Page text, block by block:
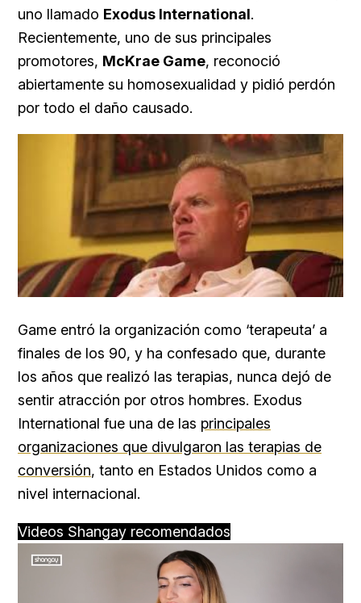
uno llamado Exodus International.
Recientemente, uno de sus principales
promotores, McKrae Game, reconoció
abiertamente su homosexualidad y pidió perdón
por todo el daño causado.
Game entró la organización como ‘terapeuta’ a
finales de los 90, y ha confesado que, durante
los años que realizó las terapias, nunca dejó de
sentir atracción por otros hombres. Exodus
International fue una de las principales
organizaciones que divulgaron las terapias de
conversión, tanto en Estados Unidos como a
nivel internacional.
Videos Shangay recomendados